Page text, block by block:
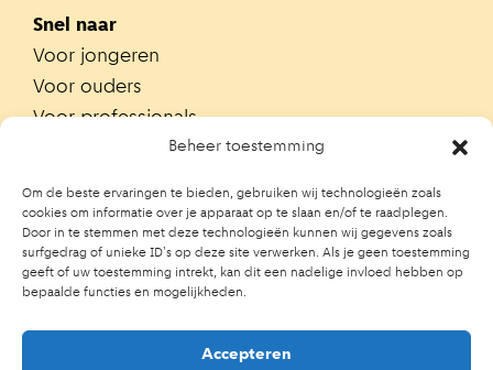
Beheer toestemming
Om de beste ervaringen te bieden, gebruiken wij technologieën zoals
cookies om informatie over je apparaat op te slaan en/of te raadplegen.
Door in te stemmen met deze technologieën kunnen wij gegevens zoals
surfgedrag of unieke ID's op deze site verwerken. Als je geen toestemming
geeft of uw toestemming intrekt, kan dit een nadelige invloed hebben op
bepaalde functies en mogelijkheden.
Accepteren
Snel naar
Voor jongeren
Voor ouders
Voor professionals
Zoek contactpersoon op school
Trainingen
Ouderportaal JGZ